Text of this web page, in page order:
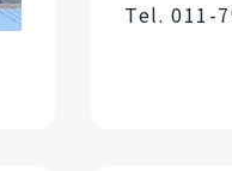
Tel. 011-